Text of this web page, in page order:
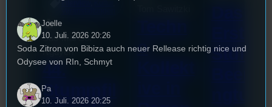
Interview
Sao-Mai Sol
Nguyen
44.
Stummfil
o
Stufu
Joelle
10. Juli. 2026 20:26
Soda Zitron von Bibiza auch neuer Rellease richtig nice und
Odysee von RIn, Schmyt
Pa
10. Juli. 2026 20:25